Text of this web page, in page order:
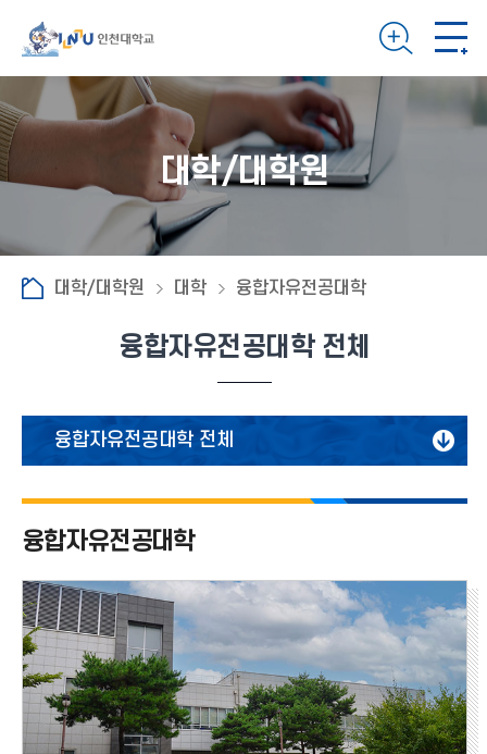
대학/대학원
대학/대학원 대학 융합자유전공대학
융합자유전공대학 전체
융합자유전공대학 전체
자유전공학부
국제자유전공학부
융합학부
융합자유전공대학